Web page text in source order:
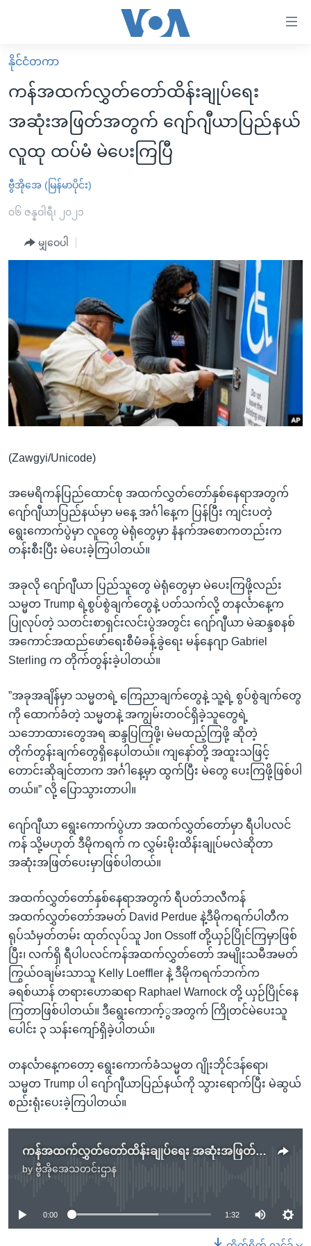
လွယ်ကူ
စေ
များ
ပင်မ
အကြောင်းအရာ
ကျော်
ကြည့်
အ
ညွန်း
စာမျက်နှာ
သို့
ကျော်
ကြည့်
ရန်
ရန်
ကျော်
မူလစာမျက်နှာ
မြန်မာ
ကမ္ဘာ့သတင်းများ
နိုင်ငံတကာ
အစ္စရေး-ပါလက်စတိုင်း
ဗွီဒီယို
အင်္ဂလိပ်စာလေ့လာမယ်
အမေရိကန်သုံးအီဒီယံ
ရုပ်ရှင်ထဲက အင်္ဂလိပ်စာ
သုတပဒေသာ အင်္ဂလိပ်စာ
အပတ်စဉ်ကဏ္ဍများ
ရေဒီယိုနှင့်ရုပ်သံ အချက်အလက်များ
ရေဒီယို/တီဗွီအစီအစဉ်
Learning English
ဗွီအိုအေ လူမှုကွန်ယက်များ
နိုင်ငံတကာ
ကန်အထက်လွှတ်တော်ထိန်းချုပ်ရေး
အဆုံးအဖြတ်အတွက် ဂျော်ဂျီယာပြည်နယ်
လူထု ထပ်မံ မဲပေးကြပြီ
ဗွီအိုအေ (မြန်မာပိုင်း)
၀၆ ဇန္နဝါရီ၊ ၂၀၂၁
မျှဝေပါ
(Zawgyi/Unicode)
အမေရိကန်ပြည်ထောင်စု အထက်လွှတ်တော်နှစ်နေရာအတွက်
ဂျော်ဂျီယာပြည်နယ်မှာ မနေ့ အင်္ဂါနေ့က ပြန်ပြီး ကျင်းပတဲ့
ရွေးကောက်ပွဲမှာ လူတွေ မဲရုံတွေမှာ နံနက်အစောကတည်းက
တန်းစီးပြီး မဲပေးခဲ့ကြပါတယ်။
အခုလို ဂျော်ဂျီယာ ပြည်သူတွေ မဲရုံတွေမှာ မဲပေးကြဖို့လည်း
သမ္မတ Trump ရဲ့စွပ်စွဲချက်တွေနဲ့ ပတ်သက်လို့ တနင်္လာနေ့က
ပြုလုပ်တဲ့ သတင်းစာရှင်းလင်းပွဲအတွင်း ဂျော်ဂျီယာ မဲဆန္ဒစနစ်
အကောင်အထည်ဖော်ရေးစီမံခန့်ခွဲရေး မန်နေဂျာ Gabriel
Sterling က တိုက်တွန်းခဲ့ပါတယ်။
”အခုအချိန်မှာ သမ္မတရဲ့ ကြေညာချက်တွေနဲ့ သူ့ရဲ့ စွပ်စွဲချက်တွေ
ကို ထောက်ခံတဲ့ သမ္မတနဲ့ အကျွမ်းတဝင်ရှိခဲ့သူတွေရဲ့
သဘောထားတွေအရ ဆန္ဒပြကြဖို့၊ မဲမထည့်ကြဖို့ ဆိုတဲ့
တိုက်တွန်းချက်တွေရှိနေပါတယ်။ ကျနော်တို့ အထူးသဖြင့်
တောင်းဆိုချင်တာက အင်္ဂါနေ့မှာ ထွက်ပြီး မဲတွေ ပေးကြဖို့ဖြစ်ပါ
တယ်။” လို့ ပြောသွားတာပါ။
ဂျော်ဂျီယာ ရွေးကောက်ပွဲဟာ အထက်လွှတ်တော်မှာ ရီပါပလင်
ကန် သို့မဟုတ် ဒီမိုကရက် က လွှမ်းမိုးထိန်းချုပ်မလဲဆိုတာ
အဆုံးအဖြတ်ပေးမှာဖြစ်ပါတယ်။
အထက်လွှတ်တော်နှစ်နေရာအတွက် ရီပတ်ဘလီကန်
အထက်လွှတ်တော်အမတ် David Perdue နဲ့ဒီမိုကရက်ပါတီက
ရုပ်သံမှတ်တမ်း ထုတ်လုပ်သူ Jon Ossoff တို့ယှဉ်ပြိုင်ကြမှာဖြစ်
ပြီး၊ လက်ရှိ ရီပါပလင်ကန်အထက်လွှတ်တော် အမျိုးသမီအမတ်
ကြွယ်ဝချမ်းသာသူ Kelly Loeffler နဲ့ ဒီမိုကရက်ဘက်က
ခရစ်ယာန် တရားဟောဆရာ Raphael Warnock တို့ ယှဉ်ပြိုင်နေ
ကြတာဖြစ်ပါတယ်။ ဒီရွေးကောက့်ွအတွက် ကြိုတင်မဲပေးသူ
ပေါင်း ၃ သန်းကျော်ရှိခဲ့ပါတယ်။
တနင်္လာနေ့ကတော့ ရွေးကောက်ခံသမ္မတ ဂျိုးဘိုင်ဒန်ရော၊
သမ္မတ Trump ပါ ဂျော်ဂျီယာပြည်နယ်ကို သွားရောက်ပြီး မဲဆွယ်
စည်းရုံးပေးခဲ့ကြပါတယ်။
ကန်အထက်လွှတ်တော်ထိန်းချုပ်ရေး အဆုံးအဖြတ်အတွက် ဂျော်ဂျီယာပြည်နယ်လူထု ထပ်မံ မဲပေးကြပြီ
by ဗွီအိုအေသတင်းဌာန
No media source currently available
0:00 1:32